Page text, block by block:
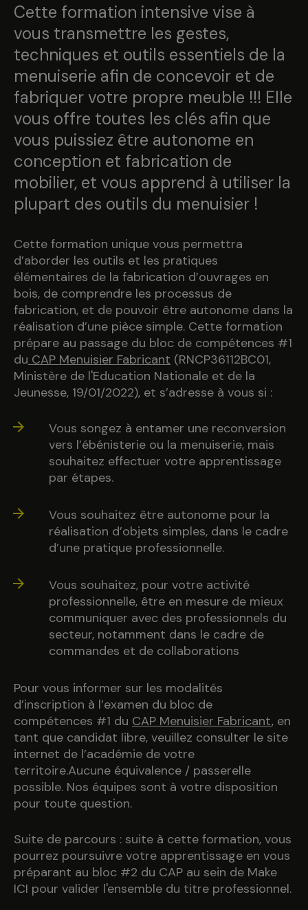
Cette formation intensive vise à
vous transmettre les gestes,
techniques et outils essentiels de la
menuiserie afin de concevoir et de
fabriquer votre propre meuble !!! Elle
vous offre toutes les clés afin que
vous puissiez être autonome en
conception et fabrication de
mobilier, et vous apprend à utiliser la
plupart des outils du menuisier !
Cette formation unique vous permettra
d’aborder les outils et les pratiques
élémentaires de la fabrication d’ouvrages en
bois, de comprendre les processus de
fabrication, et de pouvoir être autonome dans la
réalisation d’une pièce simple. Cette formation
prépare au passage du bloc de compétences #1
du CAP Menuisier Fabricant (RNCP36112BC01,
Ministère de l'Education Nationale et de la
Jeunesse, 19/01/2022), et s’adresse à vous si :
Vous songez à entamer une reconversion
vers l’ébénisterie ou la menuiserie, mais
souhaitez effectuer votre apprentissage
par étapes.
Vous souhaitez être autonome pour la
réalisation d’objets simples, dans le cadre
d’une pratique professionnelle.
Vous souhaitez, pour votre activité
professionnelle, être en mesure de mieux
communiquer avec des professionnels du
secteur, notamment dans le cadre de
commandes et de collaborations
Pour vous informer sur les modalités
d’inscription à l’examen du bloc de
compétences #1 du CAP Menuisier Fabricant, en
tant que candidat libre, veuillez consulter le site
internet de l’académie de votre
territoire.Aucune équivalence / passerelle
possible. Nos équipes sont à votre disposition
pour toute question.
Suite de parcours : suite à cette formation, vous
pourrez poursuivre votre apprentissage en vous
préparant au bloc #2 du CAP au sein de Make
ICI pour valider l'ensemble du titre professionnel.